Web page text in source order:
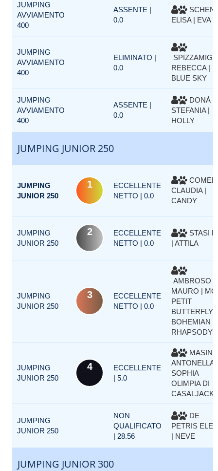
JUMPING
AVVIAMENTO
400
ASSENTE |
0.0
ELISA | EVA
JUMPING
AVVIAMENTO
400
ELIMINATO |
0.0
REBECCA |
BLUE SKY
JUMPING
AVVIAMENTO
400
ASSENTE |
0.0
DONÀ
STEFANIA |
HOLLY
JUMPING JUNIOR 250
JUMPING
JUNIOR 250
1
ECCELLENTE
NETTO | 0.0
CLAUDIA |
CANDY
JUMPING
JUNIOR 250
2
ECCELLENTE
NETTO | 0.0
STASI
| ATTILA
JUMPING
JUNIOR 250
3
ECCELLENTE
NETTO | 0.0
AMBROSO
MAURO |
PETIT
BUTTERFLY
BOHEMIAN
RHAPSODY
JUMPING
JUNIOR 250
4
ECCELLENTE
| 5.0
MASIN
ANTONELLA |
SOPHIA
OLIMPIA DI
CASALJACK
JUMPING
JUNIOR 250
NON
QUALIFICATO
| 28.56
DE
PETRIS
| NEVE
JUMPING JUNIOR 300